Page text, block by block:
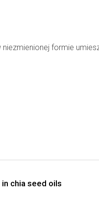
formie
chia seed oils